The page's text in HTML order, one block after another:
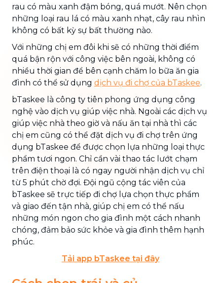
rau có màu xanh đậm bóng, quá mướt. Nên chọn
những loại rau lá có màu xanh nhạt, cây rau nhìn
không có bất kỳ sự bất thường nào.
Với những chị em đôi khi sẽ có những thời điểm
quá bận rộn với công việc bên ngoài, không có
nhiều thời gian để bên cạnh chăm lo bữa ăn gia
đình có thể sử dụng dịch vụ đi chợ của bTaskee.
bTaskee là công ty tiên phong ứng dụng công
nghệ vào dịch vụ giúp việc nhà. Ngoài các dịch vụ
giúp việc nhà theo giờ và nấu ăn tại nhà thì các
chị em cũng có thể đặt dịch vụ đi chợ trên ứng
dụng bTaskee để được chọn lựa những loại thực
phẩm tươi ngon. Chỉ cần vài thao tác lướt chạm
trên điện thoại là có ngay người nhận dịch vụ chỉ
từ 5 phút chờ đợi. Đội ngũ cộng tác viên của
bTaskee sẽ trực tiếp đi chợ lựa chọn thực phẩm
và giao đến tận nhà, giúp chị em có thể nấu
những món ngon cho gia đình một cách nhanh
chóng, đảm bảo sức khỏe và gia đình thêm hạnh
phúc.
Tải app bTaskee tại đây